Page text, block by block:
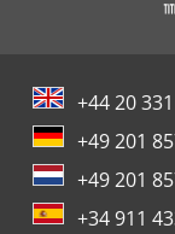
+44 20
+49 201
+49 201
+34 911